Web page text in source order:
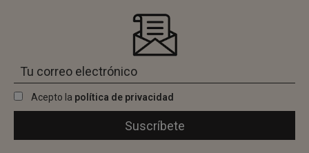
Acepto la política de privacidad